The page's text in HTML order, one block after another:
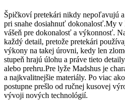
Špičkoví pretekári nikdy nepoľavujú
pri snahe dosiahnuť dokonalosť.My v
vášeň pre dokonalosť a výkonnosť.
každý detail, pretože pretekári
výkony na takej úrovni, kedy len
stupeň hrajú úlohu a práve tieto
alebo prehru.Pre lyže Madshus je
a najkvalitnejšie materiály. Po viac
postupne prešlo od ručnej kusovej
vývoji nových technológií.